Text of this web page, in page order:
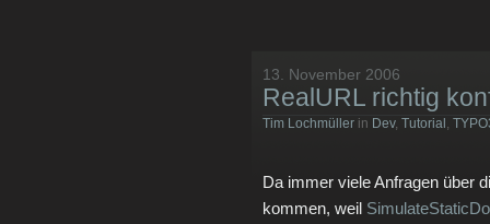
13. November 2006
RealURL richtig
Tim Lochmüller in Dev, Tutorial ,
Da immer viele Anfragen über
kommen, weil